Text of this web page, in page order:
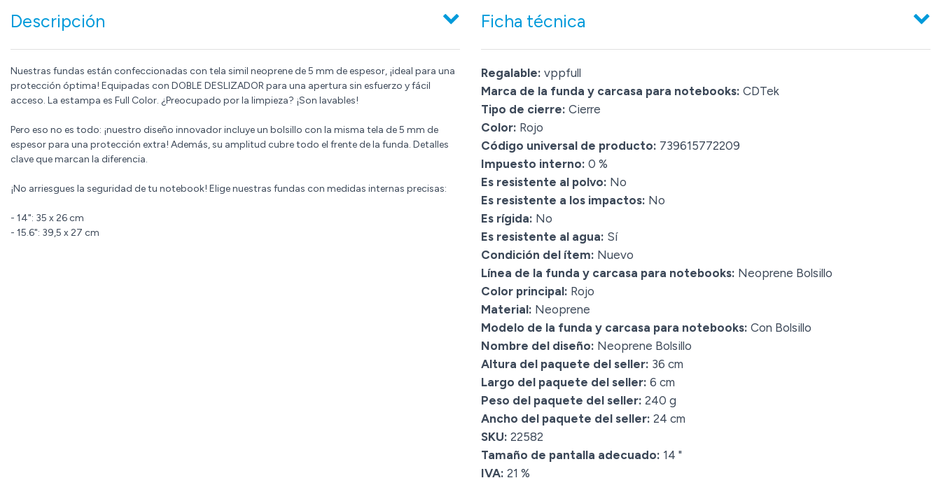
Descripción
Nuestras fundas están confeccionadas con tela simil neoprene de 5 mm de espesor, ¡ideal para una
protección óptima! Equipadas con DOBLE DESLIZADOR para una apertura sin esfuerzo y fácil
acceso. La estampa es Full Color. ¿Preocupado por la limpieza? ¡Son lavables!
Pero eso no es todo: ¡nuestro diseño innovador incluye un bolsillo con la misma tela de 5 mm de
espesor para una protección extra! Además, su amplitud cubre todo el frente de la funda. Detalles
clave que marcan la diferencia.
¡No arriesgues la seguridad de tu notebook! Elige nuestras fundas con medidas internas precisas:
- 14": 35 x 26 cm
- 15.6": 39,5 x 27 cm
Ficha técnica
Regalable: vppfull
Marca de la funda y carcasa para notebooks: CDTek
Tipo de cierre: Cierre
Color: Rojo
Código universal de producto: 739615772209
Impuesto interno: 0 %
Es resistente al polvo: No
Es resistente a los impactos: No
Es rígida: No
Es resistente al agua: Sí
Condición del ítem: Nuevo
Línea de la funda y carcasa para notebooks: Neoprene Bolsillo
Color principal: Rojo
Material: Neoprene
Modelo de la funda y carcasa para notebooks: Con Bolsillo
Nombre del diseño: Neoprene Bolsillo
Altura del paquete del seller: 36 cm
Largo del paquete del seller: 6 cm
Peso del paquete del seller: 240 g
Ancho del paquete del seller: 24 cm
SKU: 22582
Tamaño de pantalla adecuado: 14 "
IVA: 21 %